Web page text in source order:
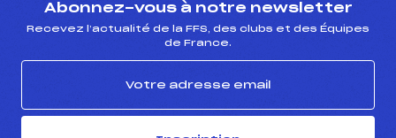
Abonnez-vous à notre newsletter
Recevez l’actualité de la FFS, des clubs et des Équipes
de France.